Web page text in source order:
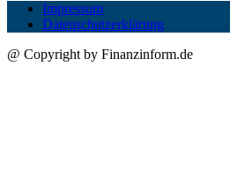
Impressum
Datenschutzerklärung
@ Copyright by Finanzinform.de